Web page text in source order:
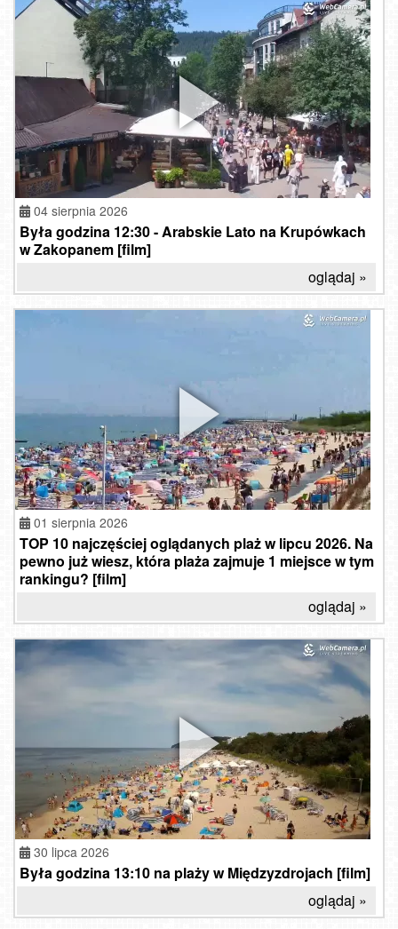
04 sierpnia 2026
Była godzina 12:30 - Arabskie Lato na Krupówkach
w Zakopanem [film]
oglądaj »
01 sierpnia 2026
TOP 10 najczęściej oglądanych plaż w lipcu 2026. Na
pewno już wiesz, która plaża zajmuje 1 miejsce w tym
rankingu? [film]
oglądaj »
30 lipca 2026
Była godzina 13:10 na plaży w Międzyzdrojach [film]
oglądaj »